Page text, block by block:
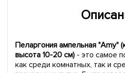
Пеларгония ампельная "Amy"
высота 10-20 см) - это самое
как среди комнатных, так и